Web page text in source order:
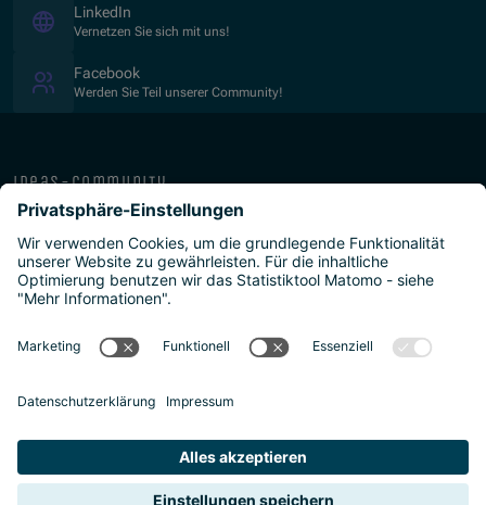
LinkedIn
Vernetzen Sie sich mit uns!
Facebook(Öffnet in neuem Fenster)
Werden Sie Teil unserer Community!
ideas-community
über die isb
public-private
programme
newsletter
presse
ISB Impressum und Datenschutz
Barrierefreiheitserklärung
Meldestellen/Hinweisgeber